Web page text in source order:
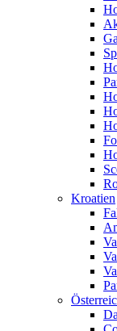
Kroatien